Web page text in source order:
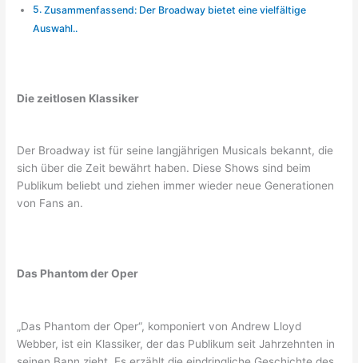
Zusammenfassend: Der Broadway bietet eine vielfältige
Auswahl..
Die zeitlosen Klassiker
Der Broadway ist für seine langjährigen Musicals bekannt, die
sich über die Zeit bewährt haben. Diese Shows sind beim
Publikum beliebt und ziehen immer wieder neue Generationen
von Fans an.
Das Phantom der Oper
„Das Phantom der Oper“, komponiert von Andrew Lloyd
Webber, ist ein Klassiker, der das Publikum seit Jahrzehnten in